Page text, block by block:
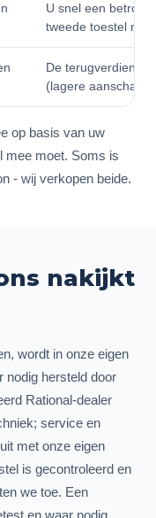
U snel een
tweede toestel
De
(lagere aanschaf)
op basis van uw
mee moet. Soms is
- wij verkopen beide.
nakijkt
wordt in onze eigen
nodig hersteld door
Rational-dealer
service en
met onze eigen
is gecontroleerd en
we toe. Een
en waar nodig